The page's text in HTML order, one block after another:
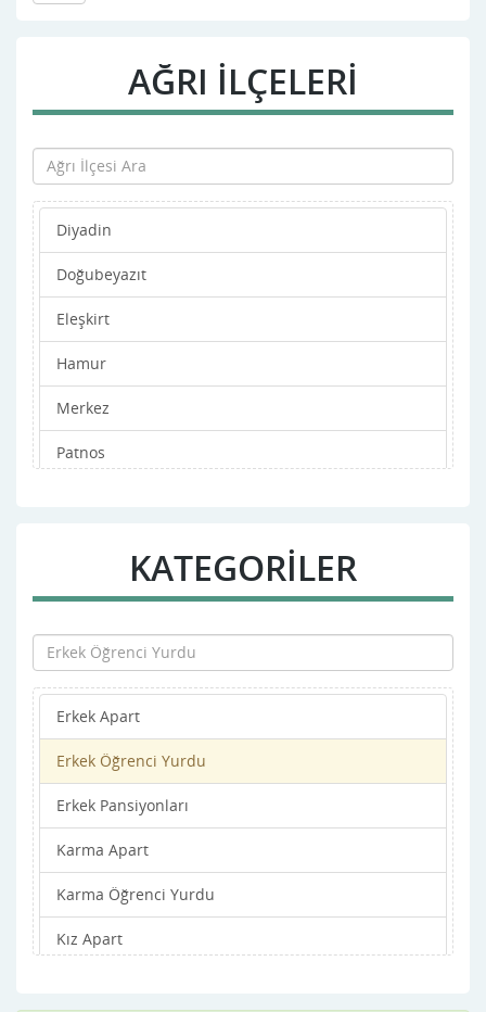
AĞRI İLÇELERİ
Diyadin
Doğubeyazıt
Eleşkirt
Hamur
Merkez
Patnos
KATEGORİLER
Erkek Apart
Erkek Öğrenci Yurdu
Erkek Pansiyonları
Karma Apart
Karma Öğrenci Yurdu
Kız Apart